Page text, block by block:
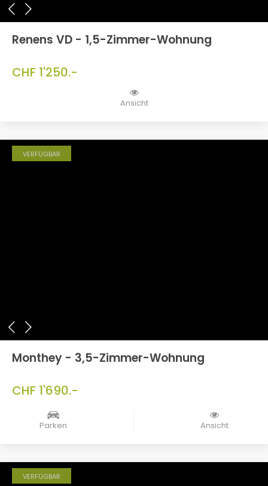
Renens VD - 1,5-Zimmer-Wohnung
CHF 1'250.-
Ansicht
VERFÜGBAR
Monthey - 3,5-Zimmer-Wohnung
CHF 1'690.-
Parken Ansicht
VERFÜGBAR